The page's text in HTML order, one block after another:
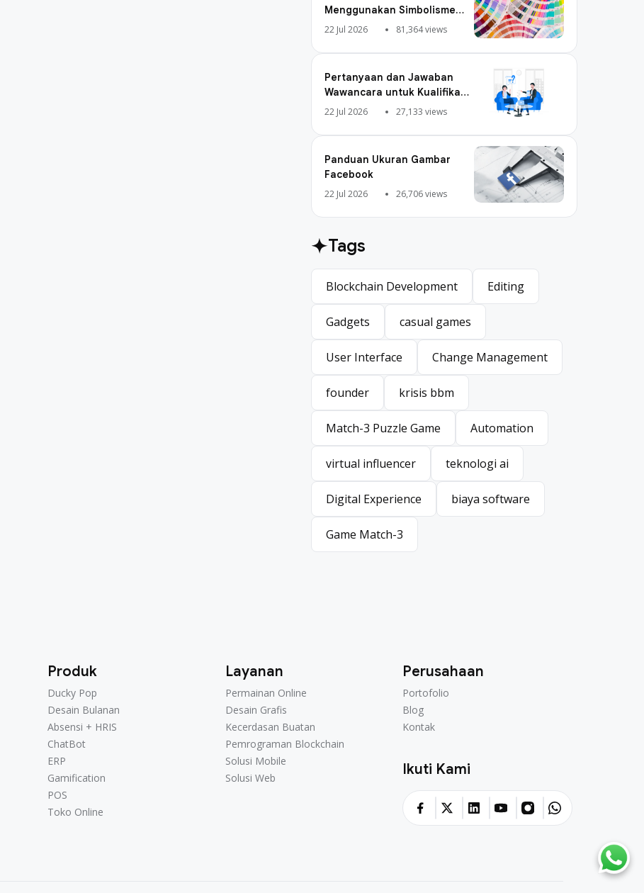
Menggunakan Simbolisme
Warna
22 Jul 2026 81,364 views
Pertanyaan dan Jawaban
Wawancara untuk Kualifikasi
Digital Marketing
22 Jul 2026 27,133 views
Panduan Ukuran Gambar
Facebook
22 Jul 2026 26,706 views
Tags
Blockchain Development
Blockchain Development
Editing
Editing
Gadgets
Gadgets
casual games
casual games
User Interface
User Interface
Change Management
Change Management
founder
founder
krisis bbm
krisis bbm
Match-3 Puzzle Game
Match-3 Puzzle Game
Automation
Automation
virtual influencer
virtual influencer
teknologi ai
teknologi ai
Digital Experience
Digital Experience
biaya software
biaya software
Game Match-3
Game Match-3
Produk
Ducky Pop
Ducky Pop
Desain Bulanan
Desain Bulanan
Absensi + HRIS
Absensi + HRIS
ChatBot
ChatBot
ERP
ERP
Gamification
Gamification
POS
POS
Toko Online
Layanan
Permainan Online
Permainan Online
Desain Grafis
Desain Grafis
Kecerdasan Buatan
Kecerdasan Buatan
Pemrograman Blockchain
Pemrograman Blockchain
Solusi Mobile
Solusi Mobile
Solusi Web
Perusahaan
Portofolio
Portofolio
Blog
Blog
Kontak
Ikuti Kami